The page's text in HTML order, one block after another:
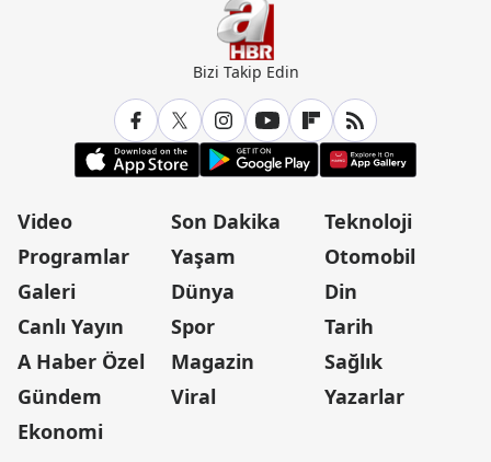
Bizi Takip Edin
Video
Programlar
Galeri
Canlı Yayın
A Haber Özel
Gündem
Ekonomi
Son Dakika
Yaşam
Dünya
Spor
Magazin
Viral
Teknoloji
Otomobil
Din
Tarih
Sağlık
Yazarlar